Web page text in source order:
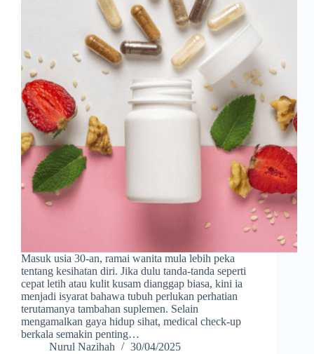
Masuk usia 30-an, ramai wanita mula lebih peka
tentang kesihatan diri. Jika dulu tanda-tanda seperti
cepat letih atau kulit kusam dianggap biasa, kini ia
menjadi isyarat bahawa tubuh perlukan perhatian
terutamanya tambahan suplemen. Selain
mengamalkan gaya hidup sihat, medical check-up
berkala semakin penting…
Nurul Nazihah
30/04/2025